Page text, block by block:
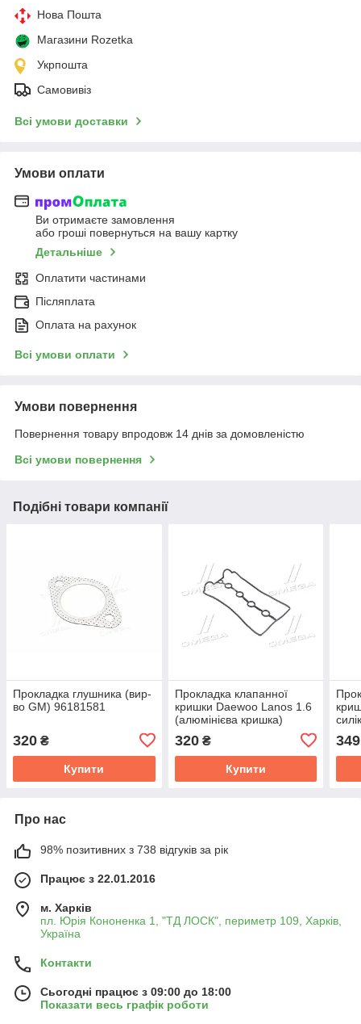
Нова Пошта
Магазини Rozetka
Укрпошта
Самовивіз
Всі умови доставки
Умови оплати
Ви отримаєте замовлення
або гроші повернуться на вашу картку
Детальніше
Оплатити частинами
Післяплата
Оплата на рахунок
Всі умови оплати
Умови повернення
Повернення товару впродовж 14 днів за домовленістю
Всі умови повернення
Подібні товари компанії
Прокладка глушника (вир-
во GM) 96181581
320 ₴
Купити
Прокладка клапанної
кришки Daewoo Lanos 1.6
(алюмінієва кришка)
TP.96351213
320₴
Купити
349
Про нас
98% позитивних з 738 відгуків за рік
Працює з 22.01.2016
м. Харків
пл. Юрія Кононенка 1, "ТД ЛОСК", периметр 109, Харків,
Україна
Контакти
Сьогодні працює з 09:00 до 18:00
Показати весь графік роботи